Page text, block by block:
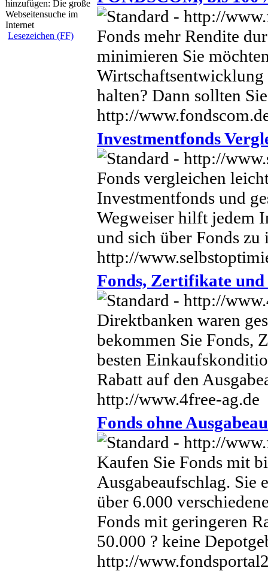
Lesezeichen (FF)
Fonds mehr Rendite
minimieren Sie
halten? Dann sollten
http://
Investmentfonds
Fonds vergleichen
Investmentfonds und
Wegweiser hilft jedem
und sich über Fonds
http://
Fonds, Zertifikate
Direktbanken waren
bekommen Sie Fonds,
besten
Rabatt auf den
http://www.4free-ag.de
Fonds ohne
Kaufen Sie Fonds mit
Ausgabeaufschlag. Sie
über 6.000
Fonds mit geringeren
50.000 ? keine
http://